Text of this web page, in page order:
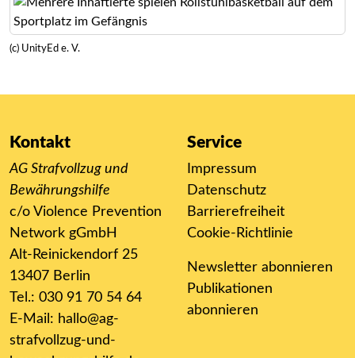
(c) UnityEd e. V.
Kontakt
AG Strafvollzug und
Bewährungshilfe
c/o Violence Prevention
Network gGmbH
Alt-Reinickendorf 25
13407 Berlin
Tel.: 030 91 70 54 64
E-Mail: hallo@ag-
strafvollzug-und-
Service
Impressum
Datenschutz
Barrierefreiheit
Cookie-Richtlinie
Newsletter abonnieren
Publikationen
abonnieren